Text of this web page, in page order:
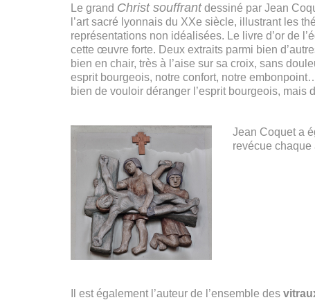
Le grand Christ souffrantdessiné par Jean
l’art sacré lyonnais du XXe siècle, illustrant les
représentations non idéalisées. Le livre d’or de
cette œuvre forte. Deux extraits parmi bien
bien en chair, très à l’aise sur sa croix, sans
esprit bourgeois, notre confort, notre
bien de vouloir déranger l’esprit bourgeois, mais
Jean Coquet a
revécue
Il est également l’auteur de l’ensemble des